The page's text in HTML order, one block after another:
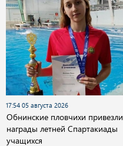
17:54 05 августа 2026
Обнинские пловчихи привезли
награды летней Спартакиады
учащихся